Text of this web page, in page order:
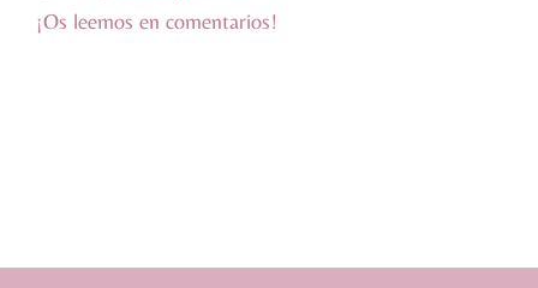
¡Os leemos en comentarios!